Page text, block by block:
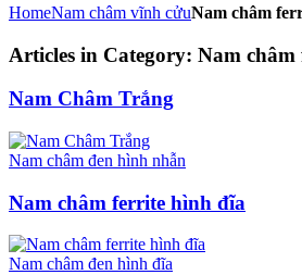
HomeNam châm vĩnh cửuNam châm
Articles in Category: Nam châm
Nam Châm Trắng
Nam châm đen hình nhẫn
Nam châm ferrite hình đĩa
Nam châm đen hình đĩa